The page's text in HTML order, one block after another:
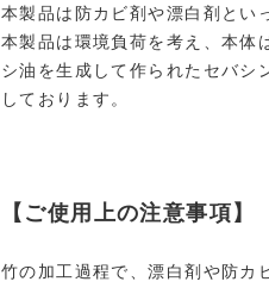
本製品は防カビ剤や漂白剤とい
本製品は環境負荷を考え、本体
シ油を生成して作られたセバシ
しております。
【ご使用上の注意事項】
竹の加工過程で、漂白剤や防カ